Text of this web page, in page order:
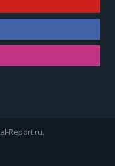
Report.ru.